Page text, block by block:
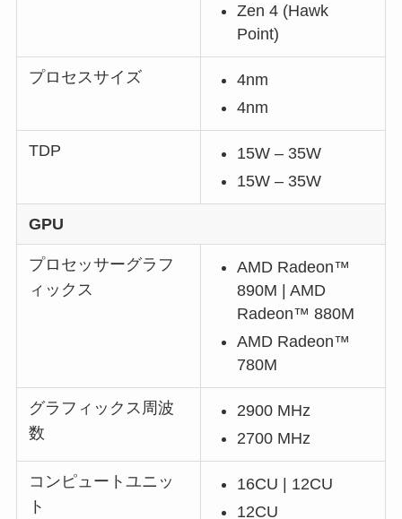
Zen 4 (Hawk
Point)
プロセスサイズ
4nm
4nm
TDP
15W – 35W
15W – 35W
GPU
プロセッサーグラフ
ィックス
AMD Radeon™
890M | AMD
Radeon™ 880M
AMD Radeon™
780M
グラフィックス周波
数
2900 MHz
2700 MHz
コンピュートユニッ
ト
16CU | 12CU
12CU